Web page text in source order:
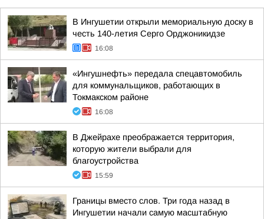
В Ингушетии открыли мемориальную доску в
честь 140-летия Серго Орджоникидзе
16:08
«Ингушнефть» передала спецавтомобиль
для коммунальщиков, работающих в
Токмакском районе
16:08
В Джейрахе преображается территория,
которую жители выбрали для
благоустройства
15:59
Границы вместо слов. Три года назад в
Ингушетии начали самую масштабную